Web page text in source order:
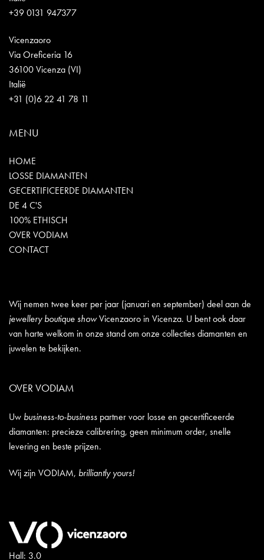
+39 0131 947377
Vicenzaoro
Via Oreficeria 16
36100 Vicenza (VI)
Italië
+31 (0)6 22 41 78 11
MENU
HOME
LOSSE DIAMANTEN
GECERTIFICEERDE DIAMANTEN
DE 4 C'S
100% ETHISCH
OVER VODIAM
CONTACT
Wij nemen twee keer per jaar (januari en september) deel aan de
jewellery boutique showVicenzaoro in Vicenza. U bent ook daar
van harte welkom in onze stand om onze collecties diamanten en
juwelen te bekijken.
OVER VODIAM
Uw business-to-business partner voor losse en gecertificeerde
diamanten: precieze calibrering, geen minimum order, snelle
levering en beste prijzen.
Wij zijn VODIAM, brilliantly yours!
Hall: 3.0